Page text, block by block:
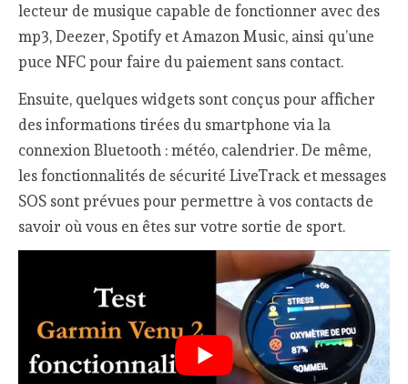
lecteur de musique capable de fonctionner avec des
mp3, Deezer, Spotify et Amazon Music, ainsi qu’une
puce NFC pour faire du paiement sans contact.
Ensuite, quelques widgets sont conçus pour afficher
des informations tirées du smartphone via la
connexion Bluetooth : météo, calendrier. De même,
les fonctionnalités de sécurité LiveTrack et messages
SOS sont prévues pour permettre à vos contacts de
savoir où vous en êtes sur votre sortie de sport.